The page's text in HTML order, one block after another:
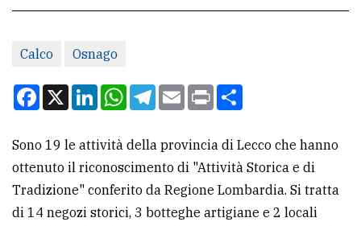
Scrivici
Per
la
pubblicità
CERCA
Calco Osnago
Facebook
X LinkedInWhatsApp
Telegram
EmailPrint
Sono 19 le attività della provincia di Lecco che hanno
ottenuto il riconoscimento di "Attività Storica e di
Tradizione" conferito da Regione Lombardia. Si tratta
di 14 negozi storici, 3 botteghe artigiane e 2 locali